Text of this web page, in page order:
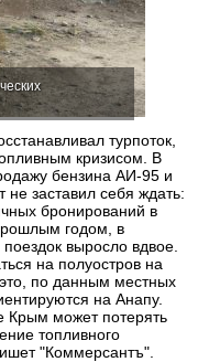
турпоток,
кризисом. В
бензина АИ‑95 и
не заставил себя ждать:
бронирований в
годом, в
выросло вдвое.
на полуостров на
по данным местных
на Анапу.
Крым может потерять
топливного
"Коммерсантъ".